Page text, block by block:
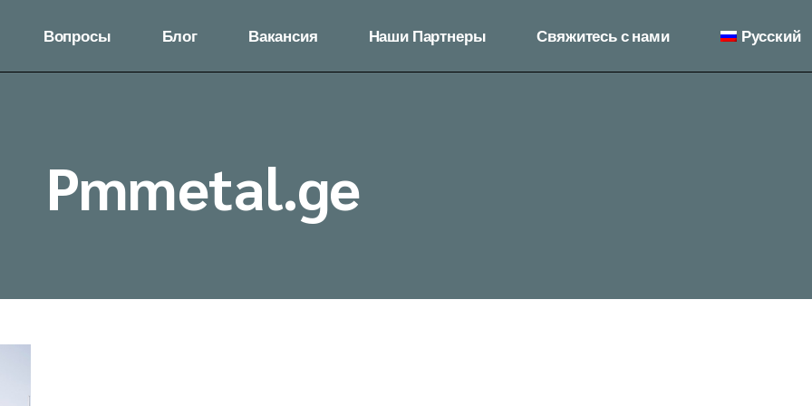
Вопросы Блог Вакансия Наши Партнеры Свяжитесь с нами Русский
English
ქართული
Pmmetal.ge